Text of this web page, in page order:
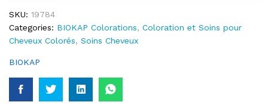
SKU: 19784
Categories: BIOKAP Colorations, Coloration et Soins pour
Cheveux Colorés, Soins Cheveux
BIOKAP